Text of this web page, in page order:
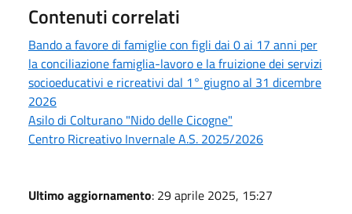
Contenuti correlati
Bando a favore di famiglie con figli dai 0 ai 17 anni per
la conciliazione famiglia-lavoro e la fruizione dei servizi
socioeducativi e ricreativi dal 1° giugno al 31 dicembre
2026
Asilo di Colturano "Nido delle Cicogne"
Centro Ricreativo Invernale A.S. 2025/2026
Ultimo aggiornamento: 29 aprile 2025, 15:27